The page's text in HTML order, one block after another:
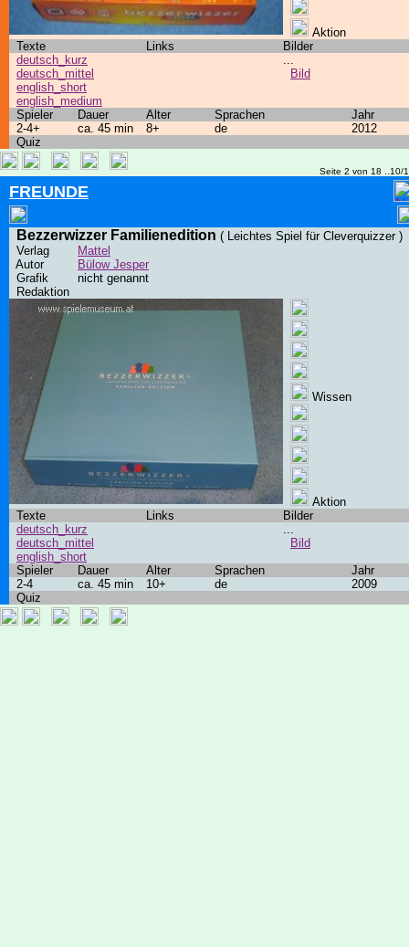
Aktion
Texte
Links
Bilder
deutsch_kurz
deutsch_mittel
english_short
english_medium
...
Bild
Spieler Dauer Alter Sprachen
Jahr
2-4+
ca. 45 min 8+ de
2012
Quiz
Seite 2 von 18 ..10/
FREUNDE
Bezzerwizzer Familienedition ( Leichtes Spiel für Cleverquizzer )
Verlag
Mattel
Autor
Bülow Jesper
Grafik
nicht genannt
Redaktion
Wissen
Aktion
Texte
Links
Bilder
deutsch_kurz
deutsch_mittel
english_short
...
Bild
Spieler
Dauer Alter Sprachen
Jahr
2-4
ca. 45 min 10+ de
2009
Quiz